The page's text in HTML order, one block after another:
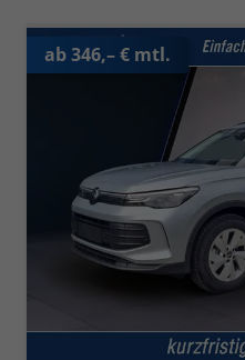
ab 346,– € mtl.